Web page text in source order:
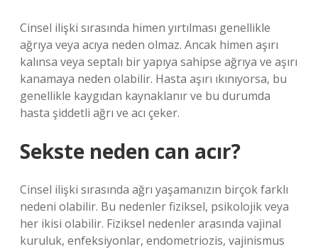
Cinsel ilişki sırasında himen yırtılması genellikle
ağrıya veya acıya neden olmaz. Ancak himen aşırı
kalınsa veya septalı bir yapıya sahipse ağrıya ve aşırı
kanamaya neden olabilir. Hasta aşırı ıkınıyorsa, bu
genellikle kaygıdan kaynaklanır ve bu durumda
hasta şiddetli ağrı ve acı çeker.
Sekste neden can acır?
Cinsel ilişki sırasında ağrı yaşamanızın birçok farklı
nedeni olabilir. Bu nedenler fiziksel, psikolojik veya
her ikisi olabilir. Fiziksel nedenler arasında vajinal
kuruluk, enfeksiyonlar, endometriozis, vajinismus